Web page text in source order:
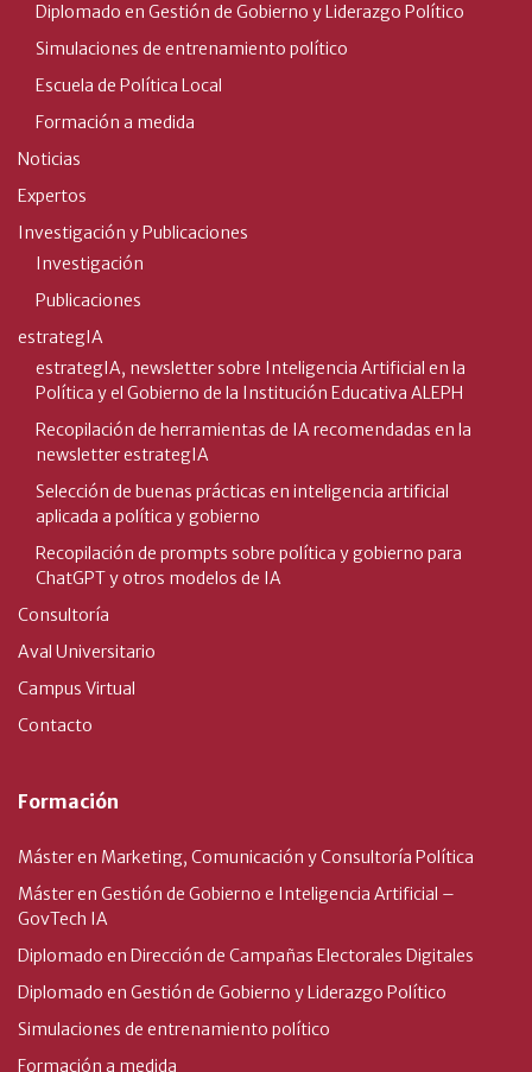
Diplomado en Gestión de Gobierno y Liderazgo Político
Simulaciones de entrenamiento político
Escuela de Política Local
Formación a medida
Noticias
Expertos
Investigación y Publicaciones
Investigación
Publicaciones
estrategIA
estrategIA, newsletter sobre Inteligencia Artificial en la
Política y el Gobierno de la Institución Educativa ALEPH
Recopilación de herramientas de IA recomendadas en la
newsletter estrategIA
Selección de buenas prácticas en inteligencia artificial
aplicada a política y gobierno
Recopilación de prompts sobre política y gobierno para
ChatGPT y otros modelos de IA
Consultoría
Aval Universitario
Campus Virtual
Contacto
Formación
Máster en Marketing, Comunicación y Consultoría Política
Máster en Gestión de Gobierno e Inteligencia Artificial –
GovTech IA
Diplomado en Dirección de Campañas Electorales Digitales
Diplomado en Gestión de Gobierno y Liderazgo Político
Simulaciones de entrenamiento político
Formación a medida